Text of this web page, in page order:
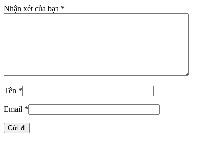
Nhận xét của bạn *
Tên *
Email *